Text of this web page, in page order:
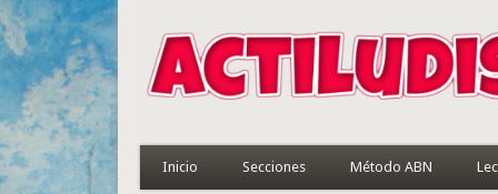
Inicio Secciones Método ABN